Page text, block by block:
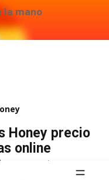
la mano
Honey precio
online
para este